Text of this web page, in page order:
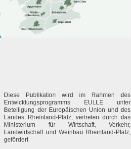
Diese Publikation wird im Rahmen des
Entwicklungsprogramms EULLE unter
Beteiligung der Europäischen Union und des
Landes Rheinland-Pfalz, vertreten durch das
Ministerium für Wirtschaft, Verkehr,
Landwirtschaft und Weinbau Rheinland-Pfalz,
gefördert